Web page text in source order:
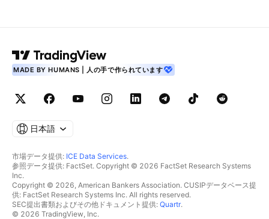
MADE BY HUMANS | 人の手で作られています
日本語
市場データ提供: ICE Data Services.
参照データ提供: FactSet. Copyright © 2026 FactSet Research Systems
Inc.
Copyright © 2026, American Bankers Association. CUSIPデータベース提
供: FactSet Research Systems Inc. All rights reserved.
SEC提出書類およびその他ドキュメント提供: Quartr.
© 2026 TradingView, Inc.